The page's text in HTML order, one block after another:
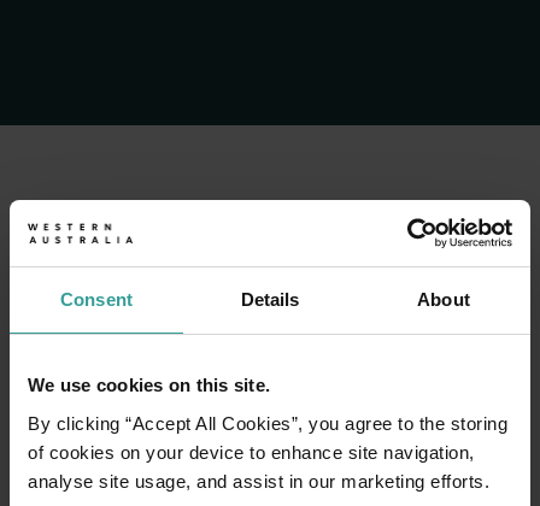
Consent Details About
We use cookies on this site.
By clicking “Accept All Cookies”, you agree to the storing
of cookies on your device to enhance site navigation,
analyse site usage, and assist in our marketing efforts.
peuples aborigènes d'Australie sont les
gardiens traditionnels de l'Ouest Australien et
rend hommage aux anciens, passés et
présents. Nous célébrons la diversité des